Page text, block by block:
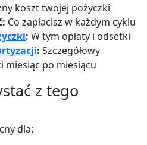
koszt twojej pożyczki
Co zapłacisz w każdym cyklu
: W tym opłaty i odsetki
: Szczegółowy
miesiąc po miesiącu
z tego
dla: